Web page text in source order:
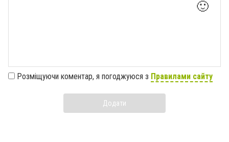
🙂
Розміщуючи коментар, я погоджуюся з Правилами сайту
Додати